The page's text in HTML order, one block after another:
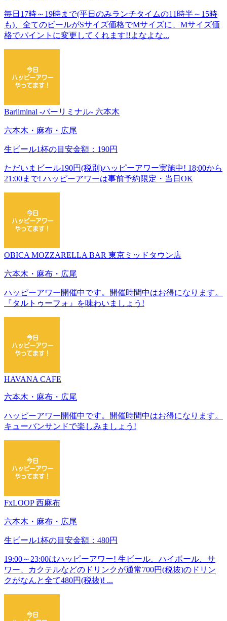
毎日17時～19時まで(平日のみランチタイムの11時半～15時
も)、全てのビールがSサイズ価格でMサイズに、Mサイズ価
格でパイントに変更してくれます!!よなよな...
Barliminal ‐バーリミナル‐ 六本木
六本木・麻布・広尾
生ビール1杯の目安金額：190円
ただいまビール190円(税別)ハッピーアワー実施中! 18;00から
21:00まで! ハッピーアワーは事前予約限定・当日OK
OBICA MOZZARELLA BAR 東京ミッドタウン店
六本木・麻布・広尾
ハッピーアワー開催中です。開催時間中はお得になります。
『タルトゥーフォ』を味わいましょう!
HAVANA CAFE
六本木・麻布・広尾
ハッピーアワー開催中です。開催時間中はお得になります。
キューバンサンドで楽しみましょう!
FxLOOP 西麻布
六本木・麻布・広尾
生ビール1杯の目安金額：480円
19:00～23:00はハッピーアワー! 生ビール、ハイボール、サ
ワー、カクテルなどのドリンクが通常700円(税抜)のドリン
クがなんと全て480円(税抜)! ...